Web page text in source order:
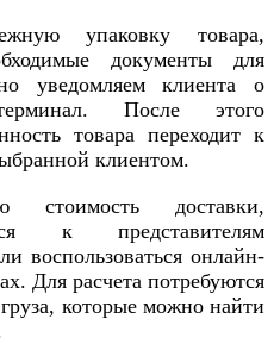
упаковку товара,
документы для
уведомляем клиента о
После этого
товара переходит к
клиентом.
доставки,
к представителям
воспользоваться онлайн-
Для расчета потребуются
которые можно найти